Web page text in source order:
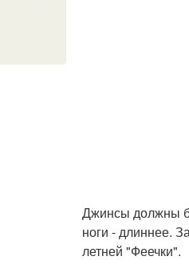
Джинсы должны
ноги - длиннее.
летней "Феечки".